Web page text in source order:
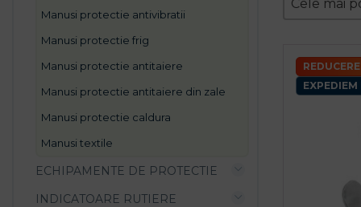
manusi protectie antivibratii
manusi protectie frig
manusi protectie antitaiere
manusi protectie antitaiere din zale
manusi protectie caldura
manusi textile
ECHIPAMENTE DE PROTECTIE
INDICATOARE RUTIERE
Cele mai
EXPEDIEM